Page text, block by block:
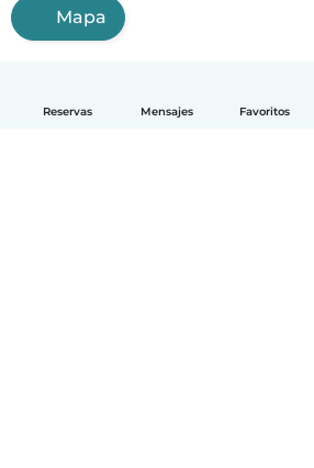
Reservas Mensajes Favoritos
Mapa